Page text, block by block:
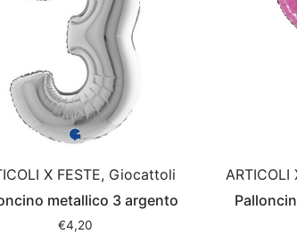
X FESTE, Giocattoli
metallico 3 argento
€4,20